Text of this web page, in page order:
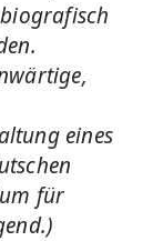
eines
für